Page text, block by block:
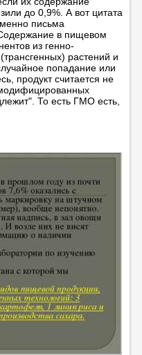
до 0,9%. А вот цитата
письма
в пищевом
из генно-
растений и
попадание или
продукт считается не
То есть ГМО есть,